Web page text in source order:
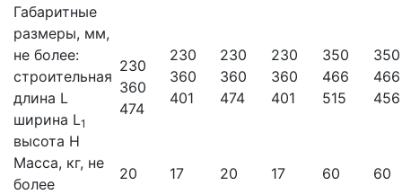
Габаритные
размеры, мм,
не более:
строительная
длина L
ширина L1
высота H
230
360
474
230
360
401
230
360
474
230
360
401
350
466
515
350
466
456
Масса, кг, не
более
20 17 20 17 60 60